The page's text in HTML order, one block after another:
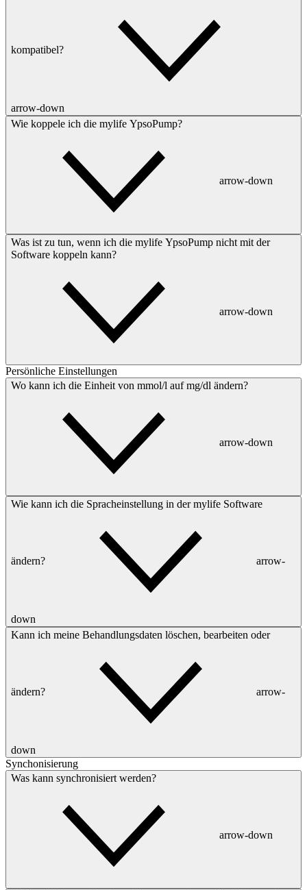
kompatibel?
arrow-down
Wie koppele ich die mylife YpsoPump?
arrow-down
Was ist zu tun, wenn ich die mylife YpsoPump nicht mit der
Software koppeln kann?
arrow-down
Persönliche Einstellungen
Wo kann ich die Einheit von mmol/l auf mg/dl ändern?
arrow-down
Wie kann ich die Spracheinstellung in der mylife Software
ändern? arrow-
down
Kann ich meine Behandlungsdaten löschen, bearbeiten oder
ändern? arrow-
down
Synchonisierung
Was kann synchronisiert werden?
arrow-down